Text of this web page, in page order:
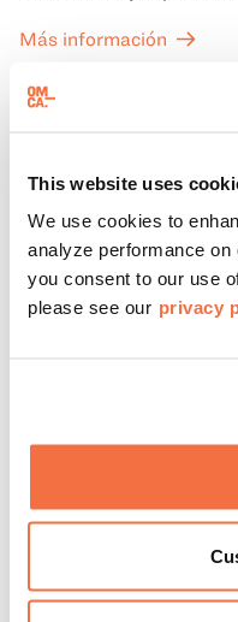
This website uses
We use cookies to
analyze performance
you consent to our use
please see our privacy
Más información
PRIMEROS DOMINGOS
Primeros domingos